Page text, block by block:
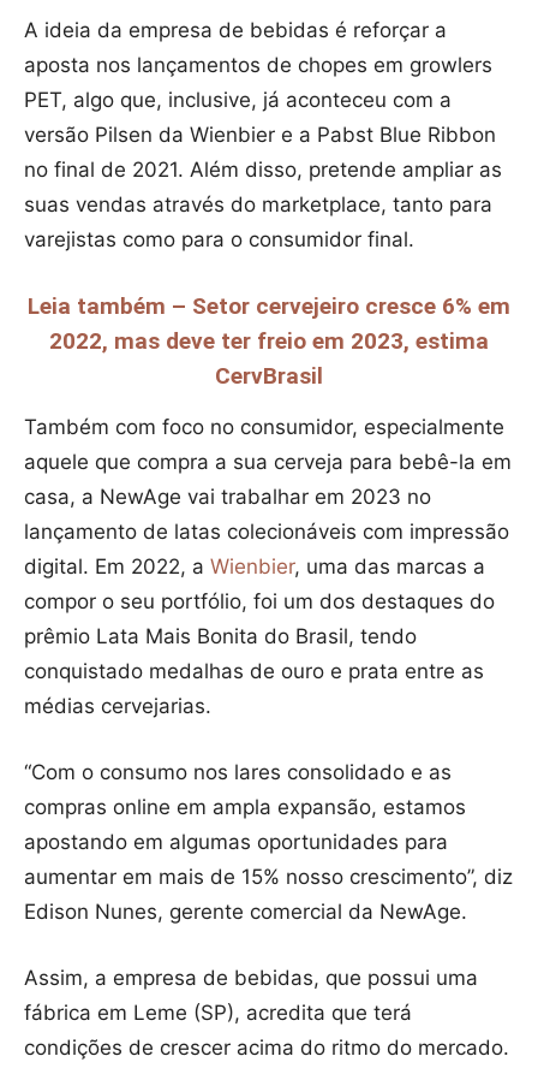
A ideia da empresa de bebidas é reforçar a
aposta nos lançamentos de chopes em growlers
PET, algo que, inclusive, já aconteceu com a
versão Pilsen da Wienbier e a Pabst Blue Ribbon
no final de 2021. Além disso, pretende ampliar as
suas vendas através do marketplace, tanto para
varejistas como para o consumidor final.
Leia também – Setor cervejeiro cresce 6% em
2022, mas deve ter freio em 2023, estima
CervBrasil
Também com foco no consumidor, especialmente
aquele que compra a sua cerveja para bebê-la em
casa, a NewAge vai trabalhar em 2023 no
lançamento de latas colecionáveis com impressão
digital. Em 2022, a Wienbier, uma das marcas a
compor o seu portfólio, foi um dos destaques do
prêmio Lata Mais Bonita do Brasil, tendo
conquistado medalhas de ouro e prata entre as
médias cervejarias.
“Com o consumo nos lares consolidado e as
compras online em ampla expansão, estamos
apostando em algumas oportunidades para
aumentar em mais de 15% nosso crescimento”, diz
Edison Nunes, gerente comercial da NewAge.
Assim, a empresa de bebidas, que possui uma
fábrica em Leme (SP), acredita que terá
condições de crescer acima do ritmo do mercado.